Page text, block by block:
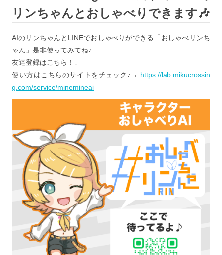
リンちゃんとおしゃべりできます🎶
AIのリンちゃんとLINEでおしゃべりができる「おしゃべリンち
ゃん」是非使ってみてね♪
友達登録はこちら！↓
使い方はこちらのサイトをチェック♪→ https://lab.mikucrossin
g.com/service/minemineai